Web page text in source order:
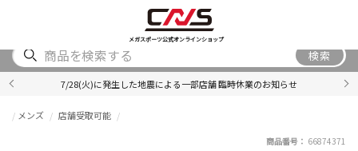
メガスポーツ公式オンラインショップ
ACCESSORY
検索
7/28(火)に発生した地震による一部店舗 臨時休業のお知らせ
メンズ 店舗受取可能
商品番号： 66874371